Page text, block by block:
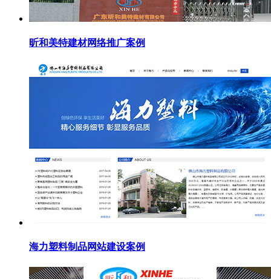
昕和美特建材网络推广案例
海力塑料制品网站建设案例